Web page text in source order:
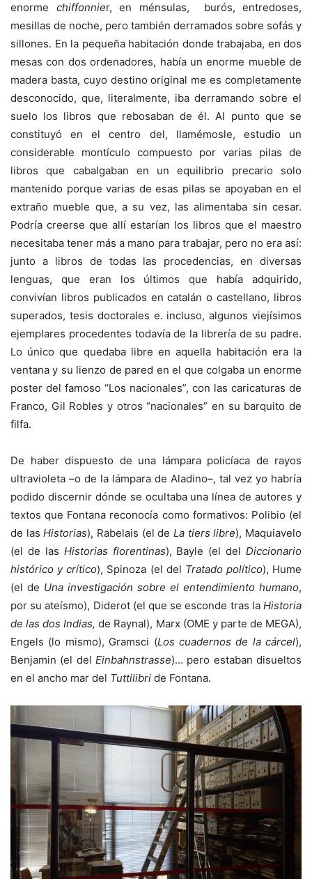
enorme chiffonnier, en ménsulas, burós, entredoses,
mesillas de noche, pero también derramados sobre sofás y
sillones. En la pequeña habitación donde trabajaba, en dos
mesas con dos ordenadores, había un enorme mueble de
madera basta, cuyo destino original me es completamente
desconocido, que, literalmente, iba derramando sobre el
suelo los libros que rebosaban de él. Al punto que se
constituyó en el centro del, llamémosle, estudio un
considerable montículo compuesto por varias pilas de
libros que cabalgaban en un equilibrio precario solo
mantenido porque varias de esas pilas se apoyaban en el
extraño mueble que, a su vez, las alimentaba sin cesar.
Podría creerse que allí estarían los libros que el maestro
necesitaba tener más a mano para trabajar, pero no era así:
junto a libros de todas las procedencias, en diversas
lenguas, que eran los últimos que había adquirido,
convivían libros publicados en catalán o castellano, libros
superados, tesis doctorales e. incluso, algunos viejísimos
ejemplares procedentes todavía de la librería de su padre.
Lo único que quedaba libre en aquella habitación era la
ventana y su lienzo de pared en el que colgaba un enorme
poster del famoso “Los nacionales”, con las caricaturas de
Franco, Gil Robles y otros “nacionales” en su barquito de
filfa.
De haber dispuesto de una lámpara policíaca de rayos
ultravioleta –o de la lámpara de Aladino–, tal vez yo habría
podido discernir dónde se ocultaba una línea de autores y
textos que Fontana reconocía como formativos: Polibio (el
de lasHistorias), Rabelais (el deLa tiers libre), Maquiavelo
(el de las Historias florentinas), Bayle (el del Diccionario
histórico y crítico), Spinoza (el del Tratado político), Hume
(el de Una investigación sobre el entendimiento humano,
por su ateísmo), Diderot (el que se esconde tras la Historia
de las dos Indias,de Raynal), Marx (OME y parte de MEGA),
Engels (lo mismo), Gramsci (Los cuadernos de la cárcel),
Benjamin (el del Einbahnstrasse)… pero estaban disueltos
en el ancho mar del Tuttilibri de Fontana.